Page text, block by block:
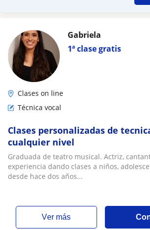
1ª clase gratis
Gabriela
Clases on line
Técnica vocal
Clases personalizadas de
cualquier nivel
Graduada de teatro musical. Actriz,
experiencia dando clases a niños,
desde hace dos años...
ver más